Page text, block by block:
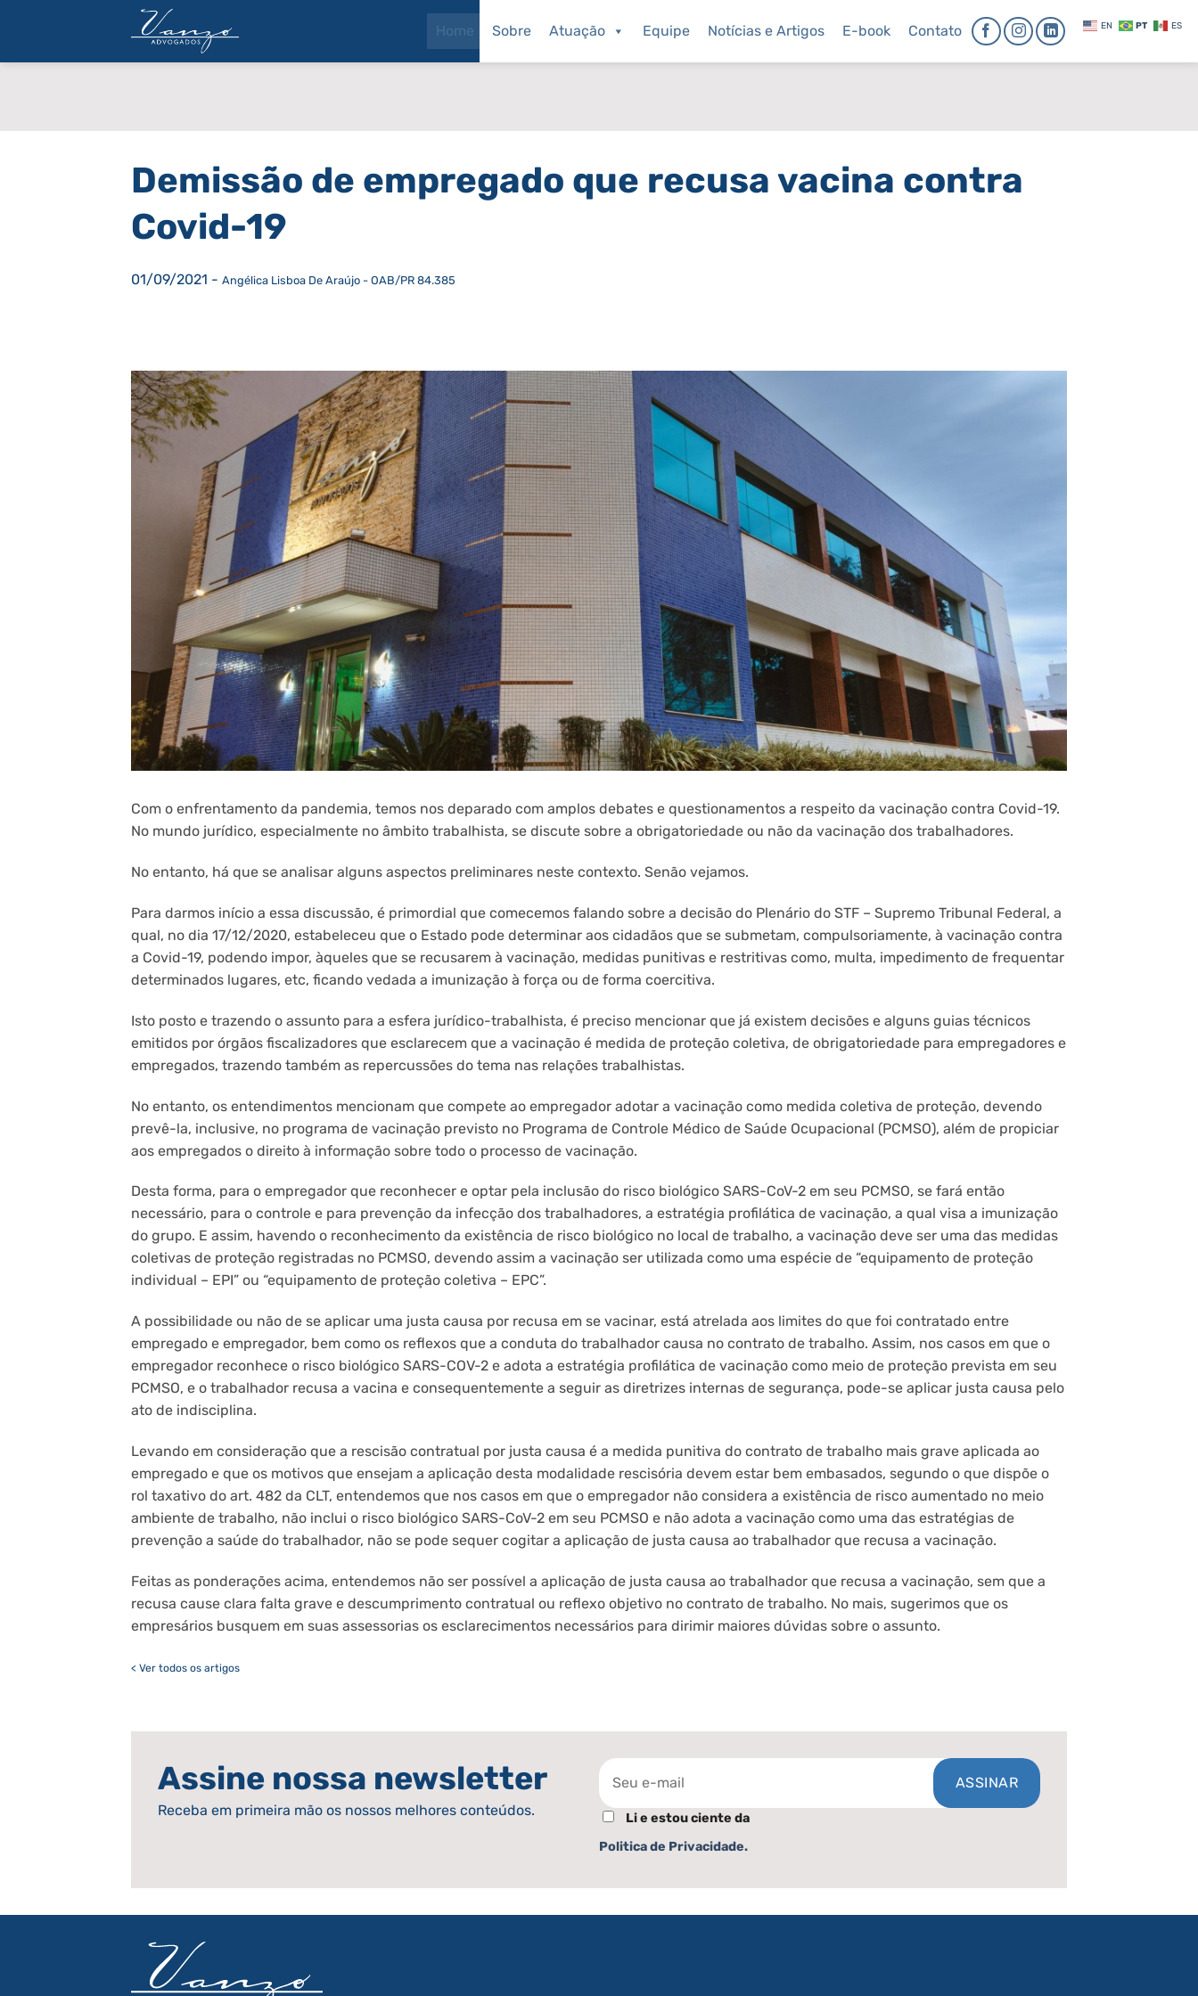
Home Sobre Atuação Equipe Notícias e Artigos E-book Contato
Demissão de empregado que recusa vacina contra
Covid-19
01/09/2021 - Angélica Lisboa De Araújo - OAB/PR 84.385
Com o enfrentamento da pandemia, temos nos deparado com amplos debates e questionamentos a respeito da vacinação contra Covid-19.
No mundo jurídico, especialmente no âmbito trabalhista, se discute sobre a obrigatoriedade ou não da vacinação dos trabalhadores.
No entanto, há que se analisar alguns aspectos preliminares neste contexto. Senão vejamos.
Para darmos início a essa discussão, é primordial que comecemos falando sobre a decisão do Plenário do STF – Supremo Tribunal Federal, a
qual, no dia 17/12/2020, estabeleceu que o Estado pode determinar aos cidadãos que se submetam, compulsoriamente, à vacinação contra
a Covid-19, podendo impor, àqueles que se recusarem à vacinação, medidas punitivas e restritivas como, multa, impedimento de frequentar
determinados lugares, etc, ficando vedada a imunização à força ou de forma coercitiva.
Isto posto e trazendo o assunto para a esfera jurídico-trabalhista, é preciso mencionar que já existem decisões e alguns guias técnicos
emitidos por órgãos fiscalizadores que esclarecem que a vacinação é medida de proteção coletiva, de obrigatoriedade para empregadores e
empregados, trazendo também as repercussões do tema nas relações trabalhistas.
No entanto, os entendimentos mencionam que compete ao empregador adotar a vacinação como medida coletiva de proteção, devendo
prevê-la, inclusive, no programa de vacinação previsto no Programa de Controle Médico de Saúde Ocupacional (PCMSO), além de propiciar
aos empregados o direito à informação sobre todo o processo de vacinação.
Desta forma, para o empregador que reconhecer e optar pela inclusão do risco biológico SARS-CoV-2 em seu PCMSO, se fará então
necessário, para o controle e para prevenção da infecção dos trabalhadores, a estratégia profilática de vacinação, a qual visa a imunização
do grupo. E assim, havendo o reconhecimento da existência de risco biológico no local de trabalho, a vacinação deve ser uma das medidas
coletivas de proteção registradas no PCMSO, devendo assim a vacinação ser utilizada como uma espécie de “equipamento de proteção
individual – EPI” ou “equipamento de proteção coletiva – EPC”.
A possibilidade ou não de se aplicar uma justa causa por recusa em se vacinar, está atrelada aos limites do que foi contratado entre
empregado e empregador, bem como os reflexos que a conduta do trabalhador causa no contrato de trabalho. Assim, nos casos em que o
empregador reconhece o risco biológico SARS-COV-2 e adota a estratégia profilática de vacinação como meio de proteção prevista em seu
PCMSO, e o trabalhador recusa a vacina e consequentemente a seguir as diretrizes internas de segurança, pode-se aplicar justa causa pelo
ato de indisciplina.
Levando em consideração que a rescisão contratual por justa causa é a medida punitiva do contrato de trabalho mais grave aplicada ao
empregado e que os motivos que ensejam a aplicação desta modalidade rescisória devem estar bem embasados, segundo o que dispõe o
rol taxativo do art. 482 da CLT, entendemos que nos casos em que o empregador não considera a existência de risco aumentado no meio
ambiente de trabalho, não inclui o risco biológico SARS-CoV-2 em seu PCMSO e não adota a vacinação como uma das estratégias de
prevenção a saúde do trabalhador, não se pode sequer cogitar a aplicação de justa causa ao trabalhador que recusa a vacinação.
Feitas as ponderações acima, entendemos não ser possível a aplicação de justa causa ao trabalhador que recusa a vacinação, sem que a
recusa cause clara falta grave e descumprimento contratual ou reflexo objetivo no contrato de trabalho. No mais, sugerimos que os
empresários busquem em suas assessorias os esclarecimentos necessários para dirimir maiores dúvidas sobre o assunto.
< Ver todos os artigos
Assine nossa newsletter
Receba em primeira mão os nossos melhores conteúdos.
Li e estou ciente da
Politica de Privacidade.
EN PT ES